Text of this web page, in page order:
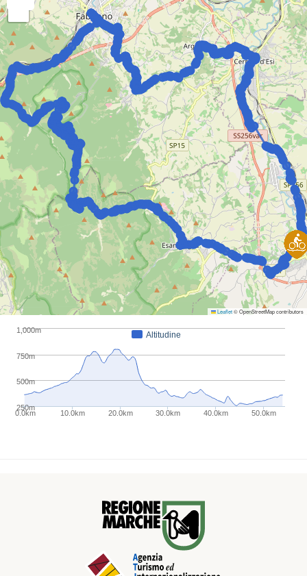
Leaflet© OpenStreetMap contributors
Altitudine
0.0km 10.0km 20.0km 30.0km 40.0km 50.0km
250m
500m
750m
1,000m